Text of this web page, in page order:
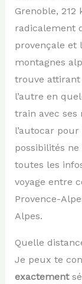
Grenoble,
radicalement
provençale et
montagnes
trouve attirant
l’autre en
train avec
l’autocar
possibilités
toutes les
voyage entre
Provence-
Alpes.
Quelle
Je peux te
exactement